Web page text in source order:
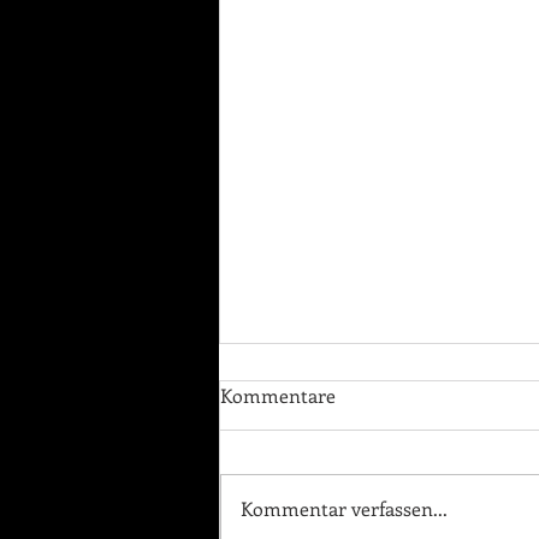
Weihnachts-Box
Kommentare
Kommentar verfassen...